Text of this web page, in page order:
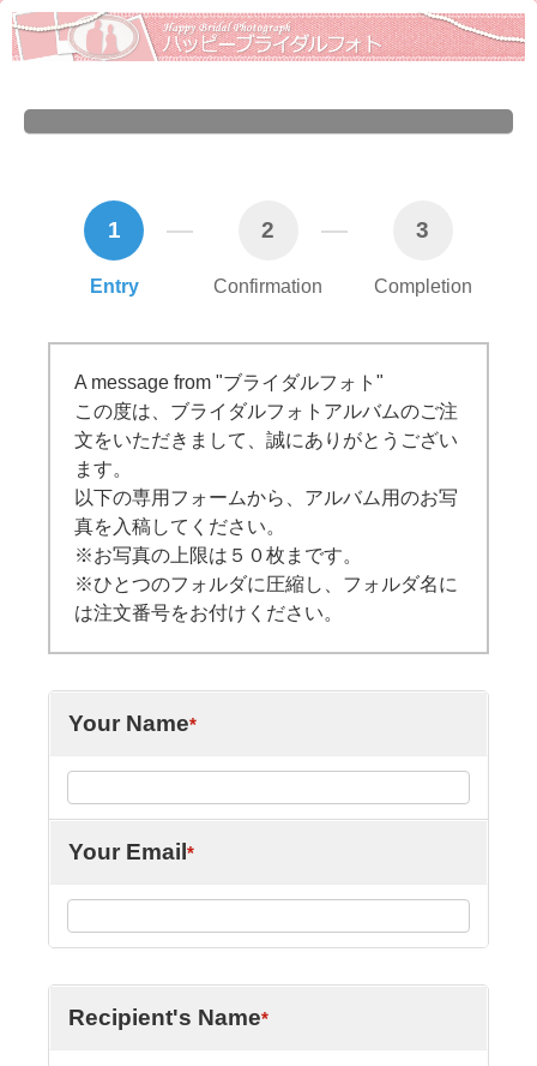
1
Entry
2
Confirmation
3
Completion
A message from "ブライダルフォト"
この度は、ブライダルフォトアルバムのご注
文をいただきまして、誠にありがとうござい
ます。
以下の専用フォームから、アルバム用のお写
真を入稿してください。
※お写真の上限は５０枚まです。
※ひとつのフォルダに圧縮し、フォルダ名に
は注文番号をお付けください。
Your Name*
Your Email*
Recipient's Name*